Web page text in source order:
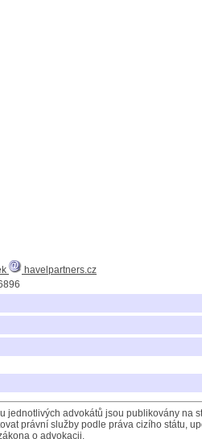
havelpartners.cz
jednotlivých advokátů jsou publikovány
právní služby podle práva cizího státu,
o advokacii.